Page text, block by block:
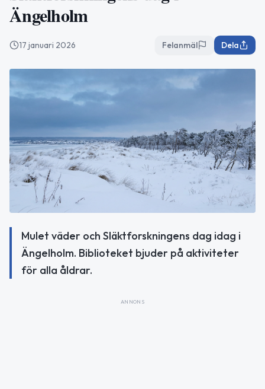
Ängelholm
17 januari 2026 Felanmäl Dela
Mulet väder och Släktforskningens dag idag i
Ängelholm. Biblioteket bjuder på aktiviteter
för alla åldrar.
ANNONS